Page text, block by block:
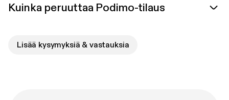
Kuinka peruuttaa Podimo-tilaus
Lisää kysymyksiä & vastauksia